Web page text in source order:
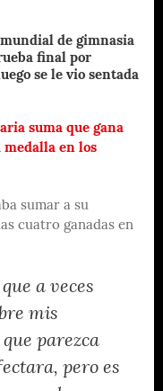
de gimnasia
final por
se le vio sentada
suma que gana
en los
sumar a su
cuatro ganadas en
a veces
mis
parezca
pero es